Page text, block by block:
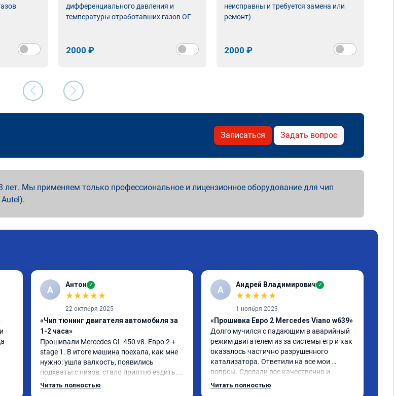
дифференциального давления и
температуры отработавших газов ОГ
2000 ₽
неисправны и требуется замена или
ремонт)
2000 ₽
Записаться Задать вопрос
Мы применяем только профессиональное и лицензионное оборудование для чип
А Антон ✓
★★★★★
22 октября 2025
«Чип тюнинг двигателя автомобиля за
1-2 часа»
Прошивали Mercedes GL 450 v8. Евро 2 +
stage 1. В итоге машина поехала, как мне
нужно: ушла валкость, появились
подхваты с низов, стало приятно ездить.
Одни из лучших трат, в авто! 🔥
Читать полностью
А Андрей Владимирович ✓
★★★★★
1 ноября 2023
«Прошивка Евро 2 Mercedes Viano w639»
Долго мучился с падающим в аварийный
режим двигателем из за системы егр и как
оказалось частично разрушенного
катализатора. Ответили на все мои
вопрсы. Сделали все качественно и
несмотря на конец рабочего дня
Читать полностью